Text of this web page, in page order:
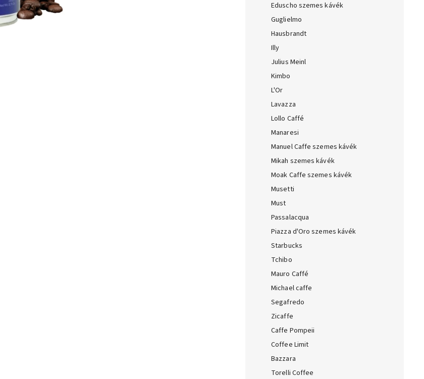
Eduscho szemes kávék
Guglielmo
Hausbrandt
Illy
Julius Meinl
Kimbo
L'Or
Lavazza
Lollo Caffé
Manaresi
Manuel Caffe szemes kávék
Mikah szemes kávék
Moak Caffe szemes kávék
Musetti
Must
Passalacqua
Piazza d'Oro szemes kávék
Starbucks
Tchibo
Mauro Caffé
Michael caffe
Segafredo
Zicaffe
Caffe Pompeii
Coffee Limit
Bazzara
Torelli Coffee